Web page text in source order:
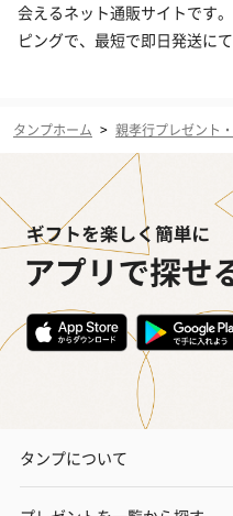
会えるネット通販サイトです
ピングで、最短で即日発送に
タンプホーム > 親孝行プレゼント
タンプについて